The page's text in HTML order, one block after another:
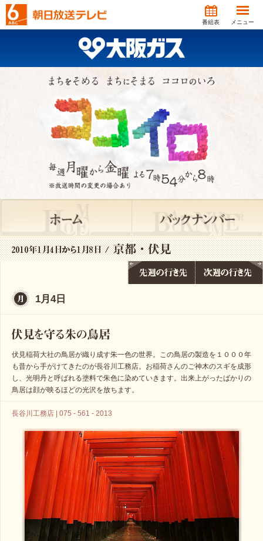
番組表 メニュー
1月4日
伏見稲荷大社の鳥居が織り成す朱一色の世界。この鳥居の製造を１０００年
も昔から手がけてきたのが長谷川工務店。お稲荷さんのご神木のスギを成形
し、光明丹と呼ばれる塗料で朱色に染めていきます。出来上がったばかりの
鳥居は顔が映るほどの光沢を放ちます。
長谷川工務店 | 075 - 561 - 2013